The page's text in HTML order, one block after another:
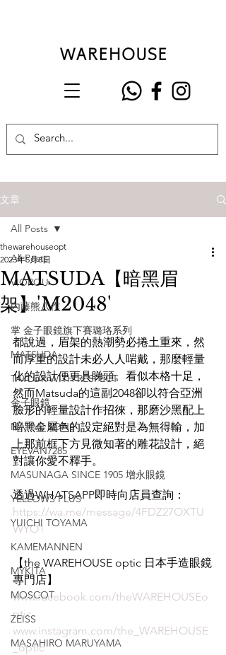
文章
All Posts
VIOROU
內藤熊八作
掌 金子眼鏡旗下賽璐珞系列
MATSUDA
TAYLOR WITH RESPECT
金子眼鏡
NATIVE SONS
EYEVAN7285
MASUNAGA SINCE 1905 增永眼鏡
YELLOWS PLUS
YUICHI TOYAMA
KAMEMANNEN
MYKITA
MOSCOT
ZEISS
MASAHIRO MARUYAMA
All Posts
MATSUDA【暗黑眉
架】'M2048'
thewarehouseopt
2023年5月8日
都說過，眉架的熱潮勢必捲土重來，然
而厚重的設計未必人人啱戴，那麼輕量
化的設計便更具睇頭。看似本格十足，
然而Matsuda的這副2048卻以符合亞洲
臉形的輕量設計作招徠，那磨沙黑配上
暗黑金屬色的設定絕對是為無得輸，加
上那前框下方見微知著的雕花設計，絕
對讓你愛不釋手。
透過WHATSAPP即時向店員查詢：
https://wa.me/message/4FDZ27OXTU
WYO1
【the WAREHOUSE optic 日本手造眼鏡
專門店】
www.facebook.com/theWAREHOUSEo
ptic
www.instagram.com/the_WAREHOUSE
_optic